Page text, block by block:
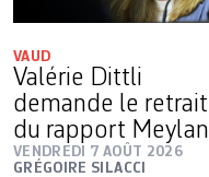
VAUD
Valérie Dittli
demande le retrait
du rapport Meylan
VENDREDI 7 AOÛT 2026
GRÉGOIRE SILACCI